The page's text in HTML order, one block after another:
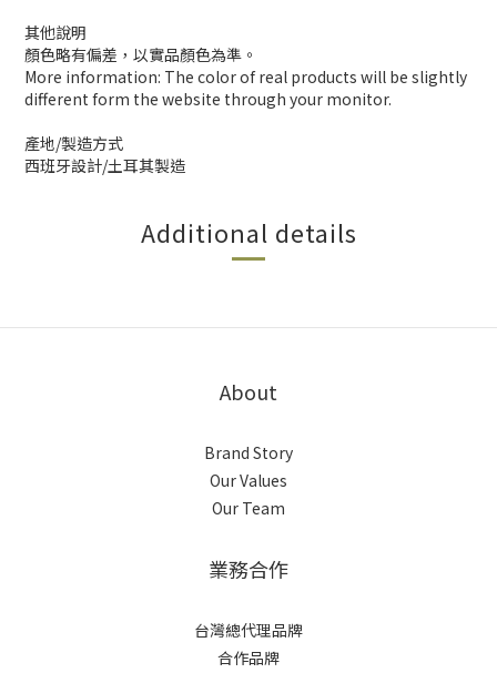
其他說明
顏色略有偏差，以實品顏色為準。
More information: The color of real products will be slightly
different form the website through your monitor.
產地/製造方式
西班牙設計/土耳其製造
Additional details
About
Brand Story
Our Values
Our Team
業務合作
台灣總代理品牌
合作品牌